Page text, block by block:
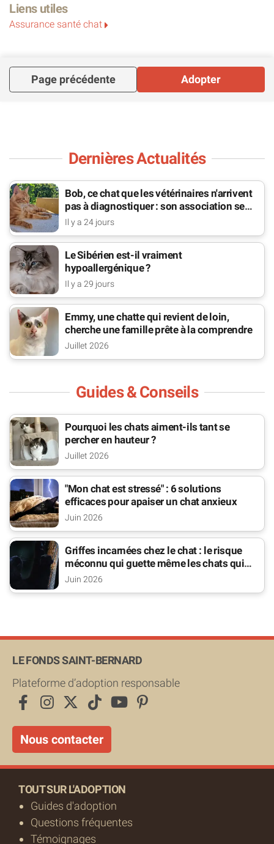
Peut-être que quelqu’un, quelque part, aura un jour un coup
Ness — 1 an
Je suis ok avec les chats calmes mais pas les chiens
? Contact par mail ou MP
? cœurdainfelin@gmail.com
Liens utiles
Assurance santé chat
Page précédente Adopter
Dernières Actualités
Bob, ce chat que les vétérinaires n'arrivent
pas à diagnostiquer : son association se
bat pour lui
Il y a 24 jours
Le Sibérien est-il vraiment
hypoallergénique ?
Il y a 29 jours
Emmy, une chatte qui revient de loin,
cherche une famille prête à la comprendre
Juillet 2026
Guides & Conseils
Pourquoi les chats aiment-ils tant se
percher en hauteur ?
Juillet 2026
"Mon chat est stressé" : 6 solutions
efficaces pour apaiser un chat anxieux
Juin 2026
Griffes incarnées chez le chat : le risque
méconnu qui guette même les chats qui
sortent
Juin 2026
LE FONDS SAINT-BERNARD
Plateforme d’adoption responsable
Nous contacter
TOUT SUR L'ADOPTION
Guides d'adoption
Questions fréquentes
Témoignages